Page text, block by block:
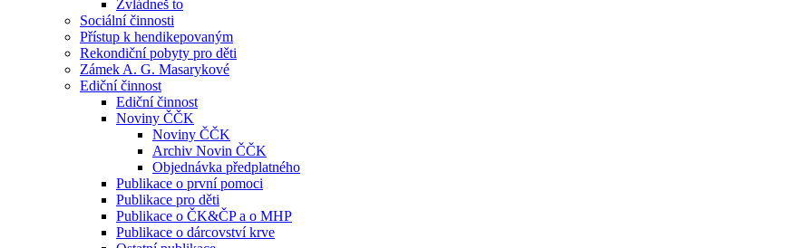
Zvládneš to
Sociální činnosti
Přístup k hendikepovaným
Rekondiční pobyty pro děti
Zámek A. G. Masarykové
Ediční činnost
Ediční činnost
Noviny ČČK
Noviny ČČK
Archiv Novin ČČK
Objednávka předplatného
Publikace o první pomoci
Publikace pro děti
Publikace o ČK&ČP a o MHP
Publikace o dárcovství krve